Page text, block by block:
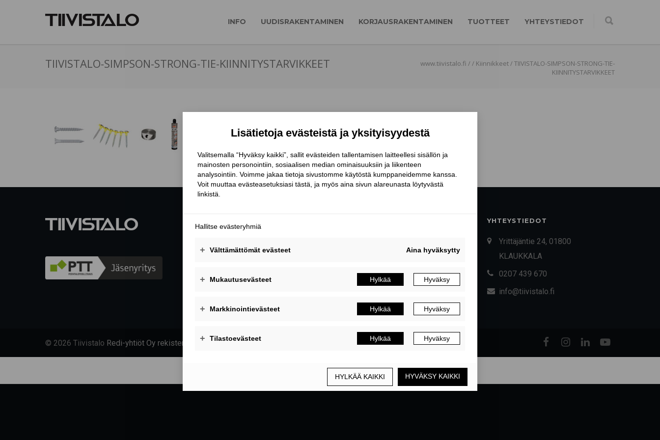
INFO UUDISRAKENTAMINEN KORJAUSRAKENTAMINEN TUOTTEET YHTEYSTIEDOT
TIIVISTALO-SIMPSON-STRONG-TIE-KIINNITYSTARVIKKEET www.tiivistalo.fi // Kiinnikkeet/TIIVISTALO-SIMPSON-STRONG-TIE-
KIINNITYSTARVIKKEET
YHTEYSTIEDOT
Yrittäjäntie 24, 01800
KLAUKKALA
0207 439 670
info@tiivistalo.fi
© 2026 Tiivistalo Redi-yhtiöt Oy rekisteriseloste
MUOKKAA EVÄSTEASETUKSIA